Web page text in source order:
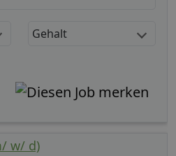
Gehalt
w/ d)